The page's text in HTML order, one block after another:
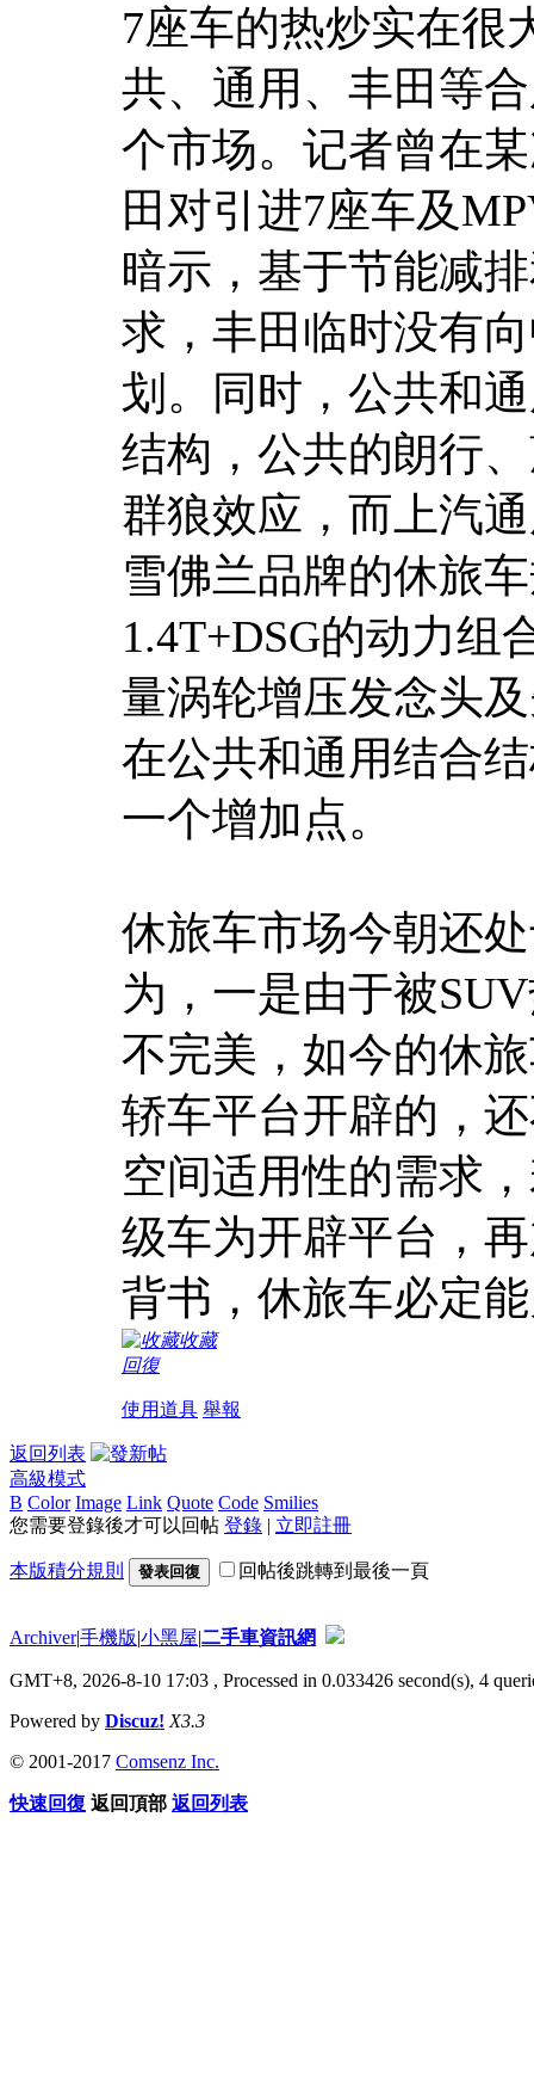
7座车的热炒实在很
共、通用、丰田等
个市场。记者曾在
田对引进7座车及
暗示，基于节能减
求，丰田临时没有
划。同时，公共和
结构，公共的朗行
群狼效应，而上汽
雪佛兰品牌的休旅
1.4T+DSG的动力组
量涡轮增压发念头
在公共和通用结合
一个增加点。
休旅车市场今朝还
为，一是由于被
不完美，如今的休
轿车平台开辟的，
空间适用性的需求
级车为开辟平台，
背书，休旅车必定
收藏
回復
使用道具 舉報
返回列表
高級模式
B Color Image Link Quote Code Smilies
您需要登錄後才可以回帖 登錄 | 立即註冊
本版積分規則 發表回復 回帖後跳轉到最後一頁
Archiver|手機版|小黑屋|二手車資訊網
GMT+8, 2026-8-10 17:03 , Processed in 0.033426 second(s), 4
Powered by Discuz! X3.3
© 2001-2017 Comsenz Inc.
快速回復 返回頂部 返回列表